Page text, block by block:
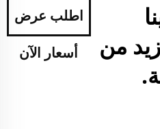
من
اطلب عرض
أسعار الآن